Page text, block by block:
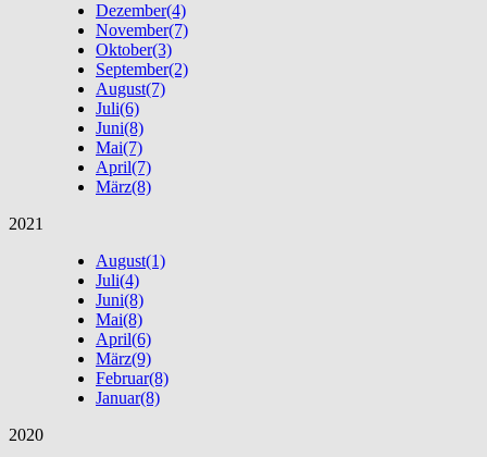
Dezember(4)
November(7)
Oktober(3)
September(2)
August(7)
Juli(6)
Juni(8)
Mai(7)
April(7)
März(8)
2021
August(1)
Juli(4)
Juni(8)
Mai(8)
April(6)
März(9)
Februar(8)
Januar(8)
2020